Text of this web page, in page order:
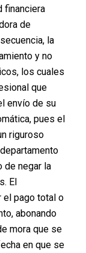
plástica o
que
claridad
que una
este paso.
más
, y por qué
momento.
financiera
de
la
y no
los cuales
que
envío de su
pues el
riguroso
de negar la
El
el pago total o
abonando
mora que se
en que se